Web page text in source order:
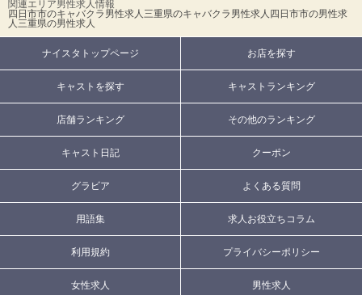
関連エリア男性求人情報
四日市市のキャバクラ男性求人三重県のキャバクラ男性求人 四日市市の男性求
人三重県の男性求人
ナイスタトップページ お店を探す
キャストを探す キャストランキング
店舗ランキング その他のランキング
キャスト日記 クーポン
グラビア よくある質問
用語集 求人お役立ちコラム
利用規約 プライバシーポリシー
女性求人 男性求人